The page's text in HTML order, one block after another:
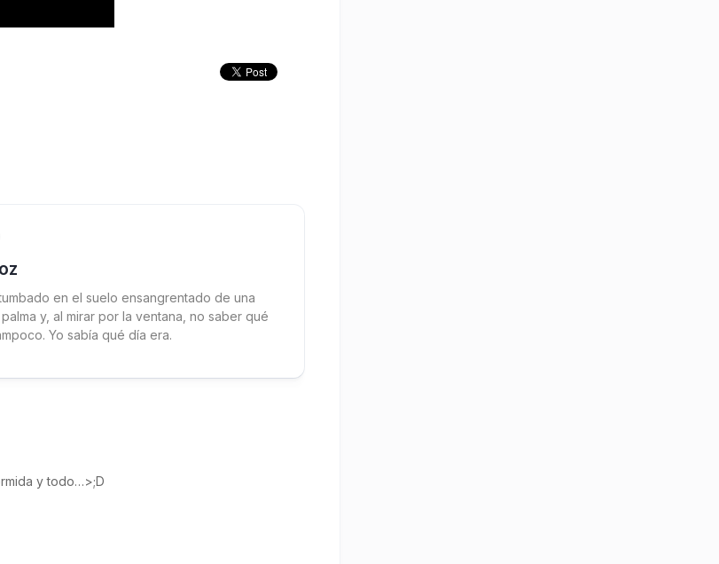
en el suelo ensangrentado de una
y, al mirar por la ventana, no saber qué
Yo sabía qué día era.
y todo…>;D